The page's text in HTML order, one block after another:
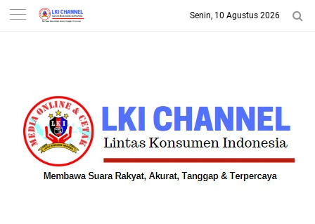
-->
Senin, 10 Agustus 2026